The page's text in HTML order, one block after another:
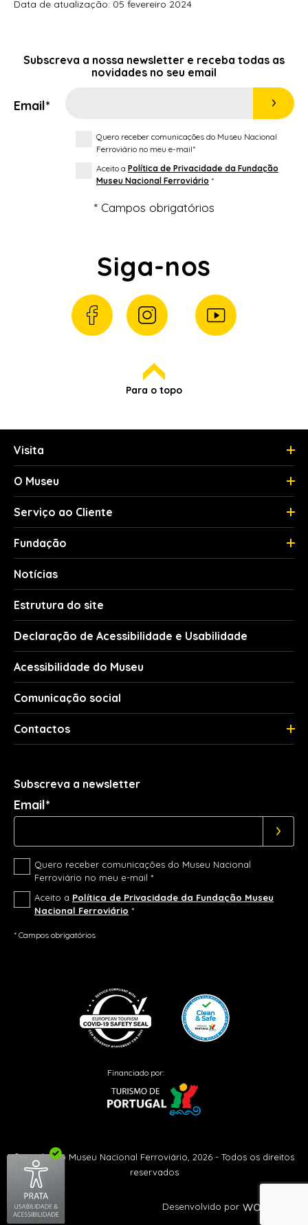
Data de atualização: 05 fevereiro 2024
Subscreva a nossa newsletter e receba todas as
novidades no seu email
Email*
Quero receber comunicações do Museu Nacional
Ferroviário no meu e-mail*
Aceito a Política de Privacidade da Fundação
Museu Nacional Ferroviário *
* Campos obrigatórios
Siga-nos
Para o topo
Visita
O Museu
Serviço ao Cliente
Fundação
Notícias
Estrutura do site
Declaração de Acessibilidade e Usabilidade
Acessibilidade do Museu
Comunicação social
Contactos
Subscreva a newsletter
Email*
Quero receber comunicações do Museu Nacional
Ferroviário no meu e-mail *
Aceito a Política de Privacidade da Fundação Museu
Nacional Ferroviário *
* Campos obrigatórios
Financiado por:
© Fundação Museu Nacional Ferroviário, 2026 - Todos os direitos
reservados
Desenvolvido por